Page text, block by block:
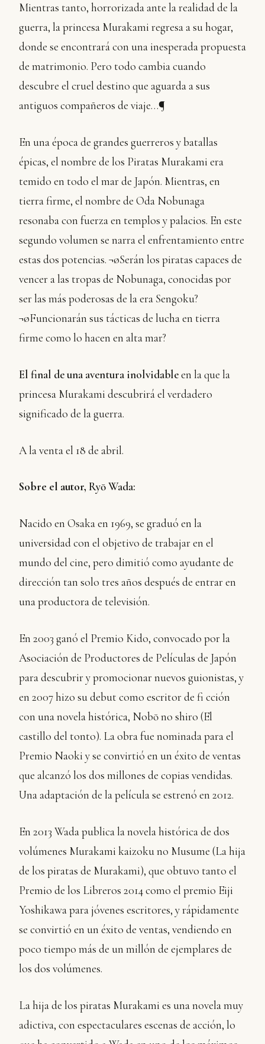
Mientras tanto, horrorizada ante la realidad de la
guerra, la princesa Murakami regresa a su hogar,
donde se encontrará con una inesperada propuesta
de matrimonio. Pero todo cambia cuando
descubre el cruel destino que aguarda a sus
antiguos compañeros de viaje…¶
En una época de grandes guerreros y batallas
épicas, el nombre de los Piratas Murakami era
temido en todo el mar de Japón. Mientras, en
tierra firme, el nombre de Oda Nobunaga
resonaba con fuerza en templos y palacios. En este
segundo volumen se narra el enfrentamiento entre
estas dos potencias. ¬øSerán los piratas capaces de
vencer a las tropas de Nobunaga, conocidas por
ser las más poderosas de la era Sengoku?
¬øFuncionarán sus tácticas de lucha en tierra
firme como lo hacen en alta mar?
El final de una aventura inolvidableen la que la
princesa Murakami descubrirá el verdadero
significado de la guerra.
A la venta el 18 de abril.
Sobre el autor, Ryō Wada:
Nacido en Osaka en 1969, se graduó en la
universidad con el objetivo de trabajar en el
mundo del cine, pero dimitió como ayudante de
dirección tan solo tres años después de entrar en
una productora de televisión.
En 2003 ganó el Premio Kido, convocado por la
Asociación de Productores de Películas de Japón
para descubrir y promocionar nuevos guionistas, y
en 2007 hizo su debut como escritor de fi cción
con una novela histórica, Nobō no shiro (El
castillo del tonto). La obra fue nominada para el
Premio Naoki y se convirtió en un éxito de ventas
que alcanzó los dos millones de copias vendidas.
Una adaptación de la película se estrenó en 2012.
En 2013 Wada publica la novela histórica de dos
volúmenes Murakami kaizoku no Musume (La hija
de los piratas de Murakami), que obtuvo tanto el
Premio de los Libreros 2014 como el premio Eiji
Yoshikawa para jóvenes escritores, y rápidamente
se convirtió en un éxito de ventas, vendiendo en
poco tiempo más de un millón de ejemplares de
los dos volúmenes.
La hija de los piratas Murakami es una novela muy
adictiva, con espectaculares escenas de acción, lo